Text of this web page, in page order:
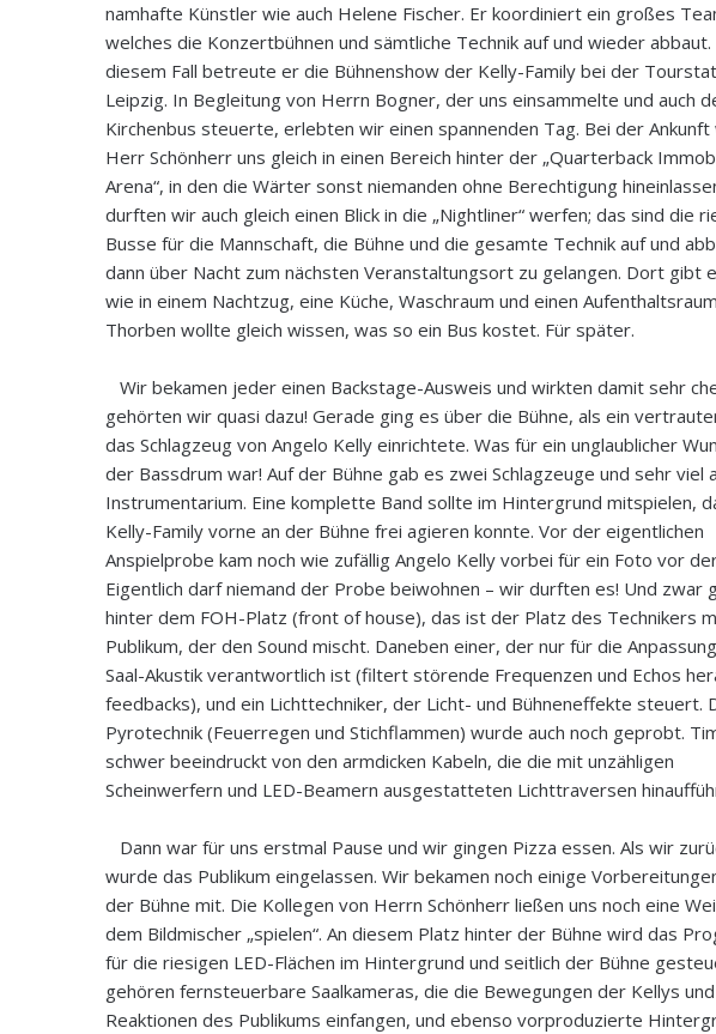
namhafte Künstler wie auch Helene Fischer. Er koordiniert ein großes
welches die Konzertbühnen und sämtliche Technik auf und wieder abbaut.
diesem Fall betreute er die Bühnenshow der Kelly-Family bei der
Leipzig. In Begleitung von Herrn Bogner, der uns einsammelte und auch
Kirchenbus steuerte, erlebten wir einen spannenden Tag. Bei der Ankunft
Herr Schönherr uns gleich in einen Bereich hinter der „Quarterback
Arena“, in den die Wärter sonst niemanden ohne Berechtigung
durften wir auch gleich einen Blick in die „Nightliner“ werfen; das sind die
Busse für die Mannschaft, die Bühne und die gesamte Technik auf und
dann über Nacht zum nächsten Veranstaltungsort zu gelangen. Dort gibt
wie in einem Nachtzug, eine Küche, Waschraum und einen
Thorben wollte gleich wissen, was so ein Bus kostet. Für später.
Wir bekamen jeder einen Backstage-Ausweis und wirkten damit sehr
gehörten wir quasi dazu! Gerade ging es über die Bühne, als ein
das Schlagzeug von Angelo Kelly einrichtete. Was für ein unglaublicher
der Bassdrum war! Auf der Bühne gab es zwei Schlagzeuge und sehr viel
Instrumentarium. Eine komplette Band sollte im Hintergrund mitspielen,
Kelly-Family vorne an der Bühne frei agieren konnte. Vor der eigentlichen
Anspielprobe kam noch wie zufällig Angelo Kelly vorbei für ein Foto vor
Eigentlich darf niemand der Probe beiwohnen – wir durften es! Und zwar
hinter dem FOH-Platz (front of house), das ist der Platz des Technikers
Publikum, der den Sound mischt. Daneben einer, der nur für die
Saal-Akustik verantwortlich ist (filtert störende Frequenzen und Echos
feedbacks), und ein Lichttechniker, der Licht- und Bühneneffekte steuert.
Pyrotechnik (Feuerregen und Stichflammen) wurde auch noch geprobt.
schwer beeindruckt von den armdicken Kabeln, die die mit unzähligen
Scheinwerfern und LED-Beamern ausgestatteten Lichttraversen
Dann war für uns erstmal Pause und wir gingen Pizza essen. Als wir
wurde das Publikum eingelassen. Wir bekamen noch einige
der Bühne mit. Die Kollegen von Herrn Schönherr ließen uns noch eine
dem Bildmischer „spielen“. An diesem Platz hinter der Bühne wird das
für die riesigen LED-Flächen im Hintergrund und seitlich der Bühne
gehören fernsteuerbare Saalkameras, die die Bewegungen der Kellys und
Reaktionen des Publikums einfangen, und ebenso vorproduzierte